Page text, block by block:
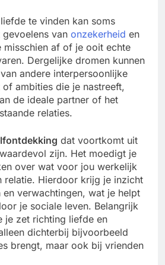
te vinden kan soms
van onzekerheid en
misschien af of je ooit echte
Dergelijke dromen kunnen
andere interpersoonlijke
ambities die je nastreeft,
de ideale partner of het
relaties.
dat voortkomt uit
zijn. Het moedigt je
over wat voor jou werkelijk
relatie. Hierdoor krijg je inzicht
en verwachtingen, wat je helpt
je sociale leven. Belangrijk
je zet richting liefde en
dichterbij bijvoorbeeld
brengt, maar ook bij vrienden